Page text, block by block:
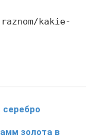
kakie-
серебро
золота в